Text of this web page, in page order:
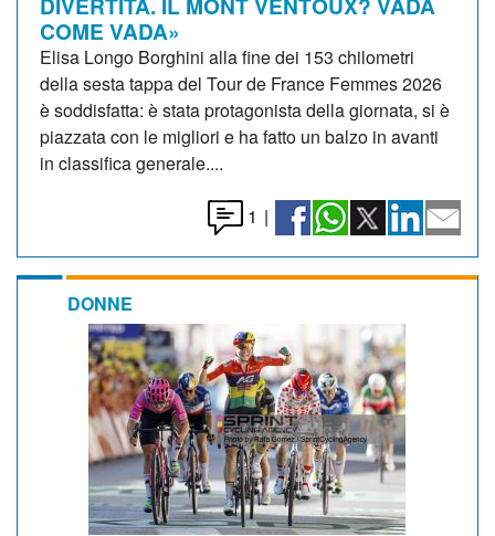
COME VADA»
Elisa Longo Borghini alla fine dei 153 chilometri
della sesta tappa del Tour de France Femmes 2026
è soddisfatta: è stata protagonista della giornata, si è
piazzata con le migliori e ha fatto un balzo in avanti
in classifica generale....
1 |
DONNE